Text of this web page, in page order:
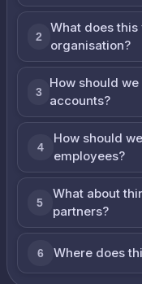
2
What does
organisation?
3
How should
accounts?
4
How should
employees?
5
What about
partners?
6 Where does